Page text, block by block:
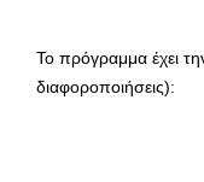
Το πρόγραμμα έχει
διαφοροποιήσεις):